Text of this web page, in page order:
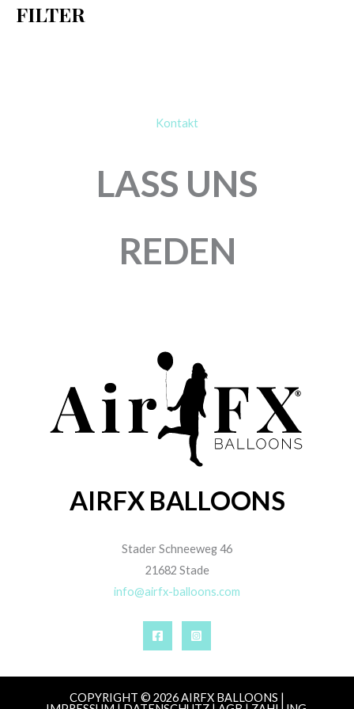
FILTER
Kontakt
LASS UNS
REDEN
AIRFX BALLOONS
Stader Schneeweg 46
21682 Stade
info@airfx-balloons.com
COPYRIGHT © 2026 AIRFX BALLOONS |